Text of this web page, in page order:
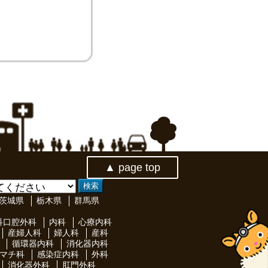
▲ page top
城県 栃木県 群馬県
口腔外科 内科
心療内科
産婦人科
婦人科
産科
循環器内科
消化器内科
チ科
感染症内科
外科
消化器外科
肛門外科